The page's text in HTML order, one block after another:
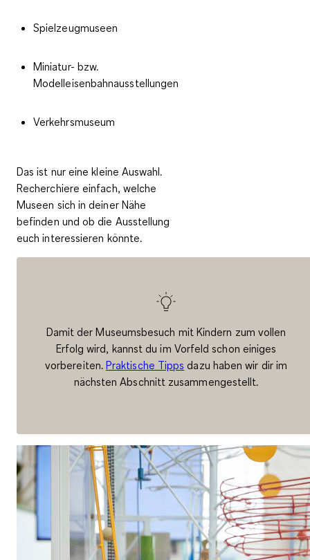
Spielzeugmuseen
Miniatur- bzw.
Modelleisenbahnausstellungen
Verkehrsmuseum
Das ist nur eine kleine Auswahl.
Recherchiere einfach, welche
Museen sich in deiner Nähe
befinden und ob die Ausstellung
euch interessieren könnte.
Damit der Museumsbesuch mit Kindern zum vollen
Erfolg wird, kannst du im Vorfeld schon einiges
vorbereiten. Praktische Tipps dazu haben wir dir im
nächsten Abschnitt zusammengestellt.